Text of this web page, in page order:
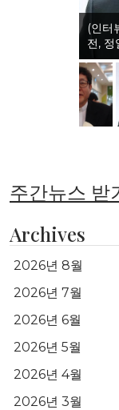
(인터
전, 정
주간뉴스 받
Archives
2026년 8월
2026년 7월
2026년 6월
2026년 5월
2026년 4월
2026년 3월